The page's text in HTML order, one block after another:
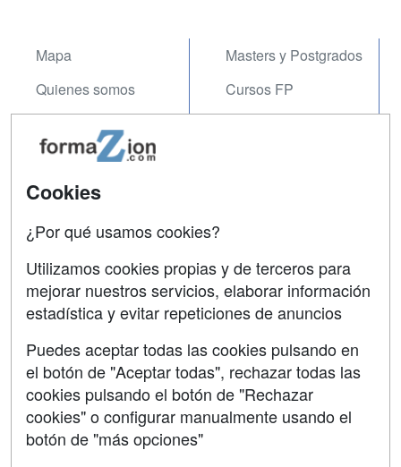
Mapa
Quienes somos
Acceso Usuarios
Acceso Centros
Masters y Postgrados
Cursos FP
Contactar
Confidencialidad
Copyleft
SÍGUENOS EN:
Cookies
¿Por qué usamos cookies?
Utilizamos cookies propias y de terceros para
mejorar nuestros servicios, elaborar información
estadística y evitar repeticiones de anuncios
Puedes aceptar todas las cookies pulsando en
el botón de "Aceptar todas", rechazar todas las
cookies pulsando el botón de "Rechazar
cookies" o configurar manualmente usando el
botón de "más opciones"